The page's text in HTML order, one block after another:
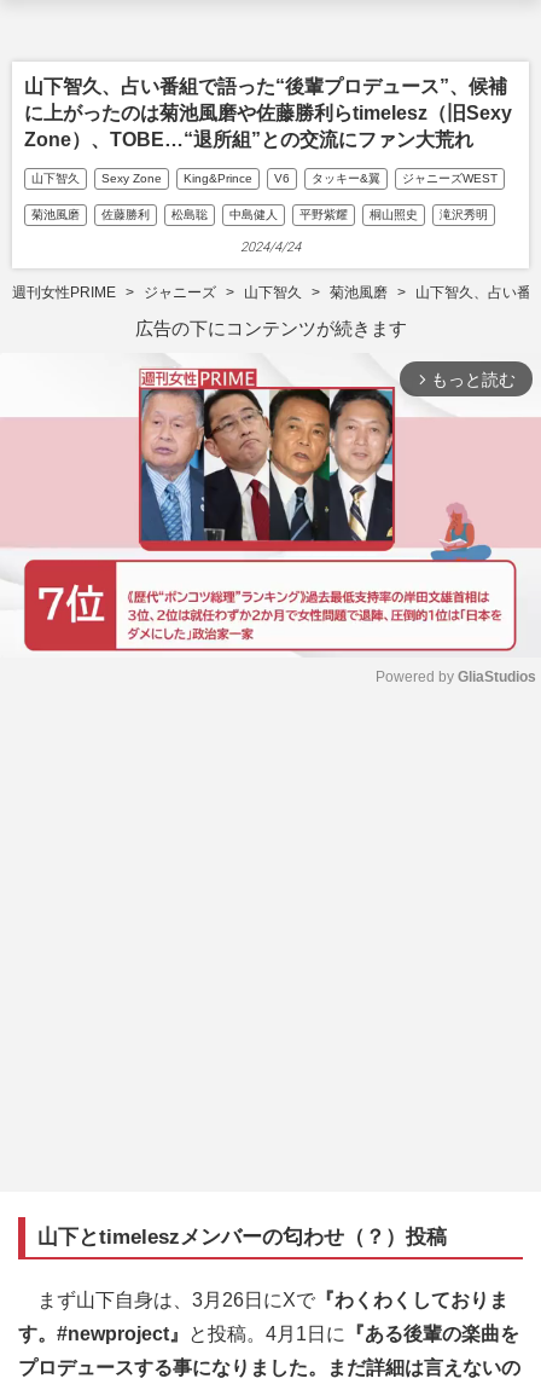
山下智久、占い番組で語った“後輩プロデュース”、候補
に上がったのは菊池風磨や佐藤勝利らtimelesz（旧Sexy
Zone）、TOBE…“退所組”との交流にファン大荒れ
山下智久 Sexy Zone King&Prince V6 タッキー&翼 ジャニーズWEST
菊池風磨 佐藤勝利 松島聡 中島健人 平野紫耀 桐山照史 滝沢秀明
2024/4/24
週刊女性PRIME ジャニーズ 山下智久 菊池風磨 山下智久、占い番
広告の下にコンテンツが続きます
arrow_forward_ios もっと読む
Powered by GliaStudios
山下とtimeleszメンバーの匂わせ（？）投稿
まず山下自身は、3月26日にXで 『わくわくしておりま
す。#newproject』
と投稿。4月1日に
『ある後輩の楽曲を
プロデュースする事になりました。まだ詳細は言えないの